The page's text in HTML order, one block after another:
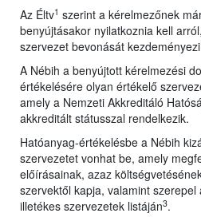
Az Éltv1 szerint a kérelmezőnek
benyújtásakor nyilatkoznia kell
szervezet bevonását
A Nébih a benyújtott kérelmezési
értékelésére olyan értékelő
amely a Nemzeti Akkreditáló
akkreditált státusszal rendelkezik.
Hatóanyag-értékelésbe a Nébih
szervezetet vonhat be, amely
előírásainak, azaz
szervektől kapja, valamint
illetékes szervezetek listáján3.